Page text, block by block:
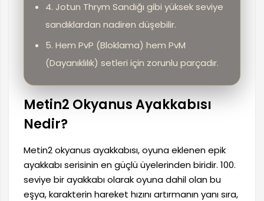
4. Jotun Thrym Sandığı gibi yüksek seviye
sandıklardan nadiren düşebilir.
5. Hem PvP (Bloklama) hem PvM
(Dayanıklılık) setleri için zorunlu parçadır.
Metin2 Okyanus Ayakkabısı
Nedir?
Metin2 okyanus ayakkabısı, oyuna eklenen epik
ayakkabı serisinin en güçlü üyelerinden biridir. 100.
seviye bir ayakkabı olarak oyuna dahil olan bu
eşya, karakterin hareket hızını artırmanın yanı sıra,